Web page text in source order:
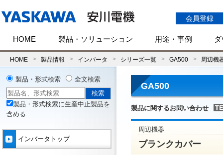
会員登録
HOME 製品・ソリューション 用途・事例
HOME 製品情報 インバータ シリーズ一覧 GA500 周辺機
GA500
製品に関するお問い合わせ
周辺機器
ブランクカバー
製品・形式検索 全文検索
製品・形式検索に生産中止製品を
含める
インバータトップ